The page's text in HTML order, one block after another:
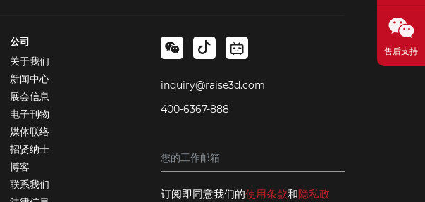
公司
关于我们
新闻中心
展会信息
电子刊物
媒体联络
招贤纳士
博客
联系我们
inquiry@raise3d.com
400-6367-888
订阅即同意我们的使用条款和隐私政
售后支持